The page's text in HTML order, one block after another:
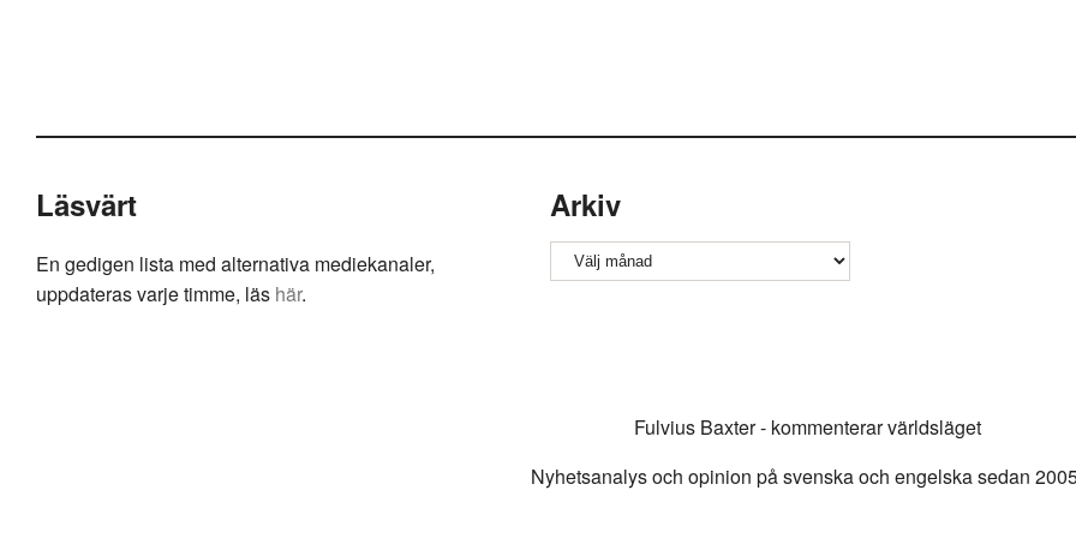
Läsvärt
En gedigen lista med alternativa mediekanaler,
uppdateras varje timme, läs här.
Arkiv
Arkiv
Fulvius Baxter - kommenterar världsläget
Nyhetsanalys och opinion på svenska och engelska sedan